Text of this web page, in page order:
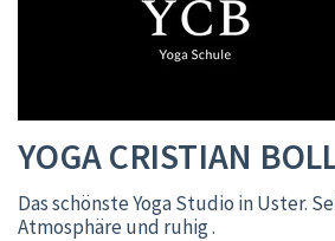
YOGA CRISTIAN
Das schönste Yoga Studio in Uster.
Atmosphäre und ruhig .